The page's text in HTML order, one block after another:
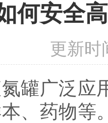
何安全
更新时
广泛应用
、药物等